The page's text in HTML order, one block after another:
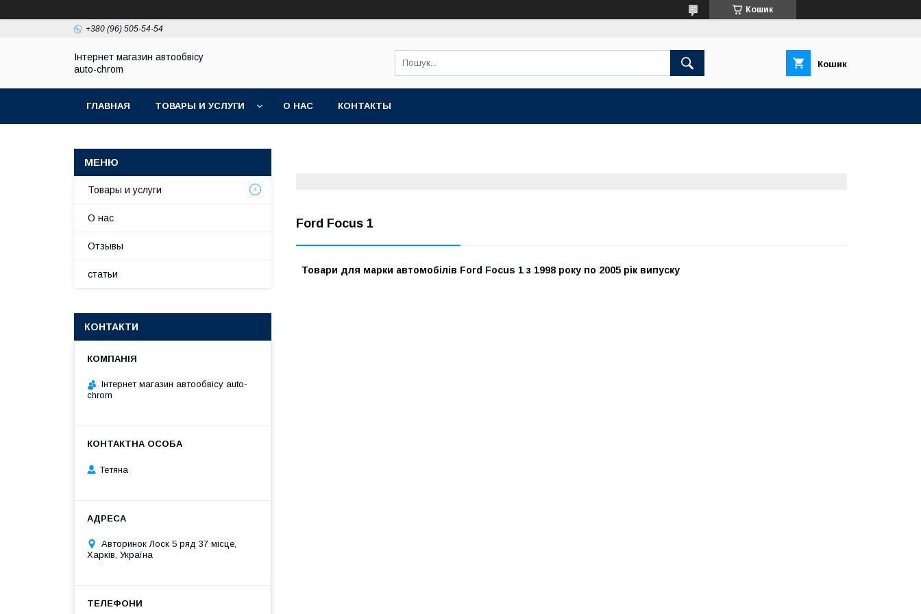
Кошик
+380 (96) 505-54-54
Інтернет магазин автообвісу
auto-chrom
Кошик
ГЛАВНАЯ ТОВАРЫ И УСЛУГИ О НАС КОНТАКТЫ
Ford Focus 1
Товари для марки автомобілів Ford Focus 1 з 1998 року по 2005 рік випуску
Товары и услуги
О нас
Отзывы
статьи
КОНТАКТИ
Інтернет магазин автообвісу auto-
chrom
Тетяна
Авторинок Лоск 5 ряд 37 місце,
Харків, Україна